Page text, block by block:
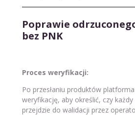
Poprawie
bez PNK
Proces weryfikacji:
Po przesłaniu produktów
weryfikację, aby określić, czy
przejdzie do walidacji przez